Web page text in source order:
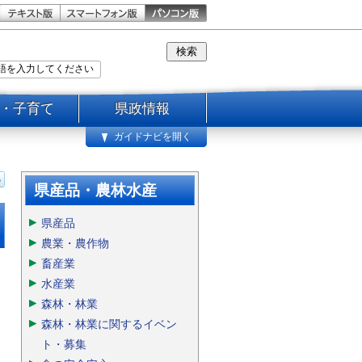
子育て 県政情報
ガイドナビを開く
県産品・農林水産
県産品
農業・農作物
畜産業
水産業
森林・林業
森林・林業に関するイベン
ト・募集